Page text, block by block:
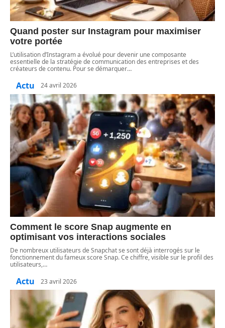
Quand poster sur Instagram pour maximiser
votre portée
L’utilisation d’Instagram a évolué pour devenir une composante
essentielle de la stratégie de communication des entreprises et des
créateurs de contenu. Pour se démarquer…
Actu 24 avril 2026
Comment le score Snap augmente en
optimisant vos interactions sociales
De nombreux utilisateurs de Snapchat se sont déjà interrogés sur le
fonctionnement du fameux score Snap. Ce chiffre, visible sur le profil des
utilisateurs,…
Actu 23 avril 2026